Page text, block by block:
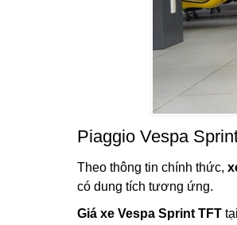
Piaggio Vespa
Theo thông tin chính thức,
có dung tích tương ứng.
Giá xe Vespa Sprint TFT